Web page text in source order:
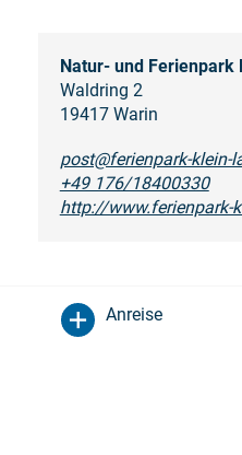
Natur- und Ferienpark
Waldring 2
19417 Warin
post@ferienpark-klein-
+49 176/18400330
http://www.ferienpark-
Anreise